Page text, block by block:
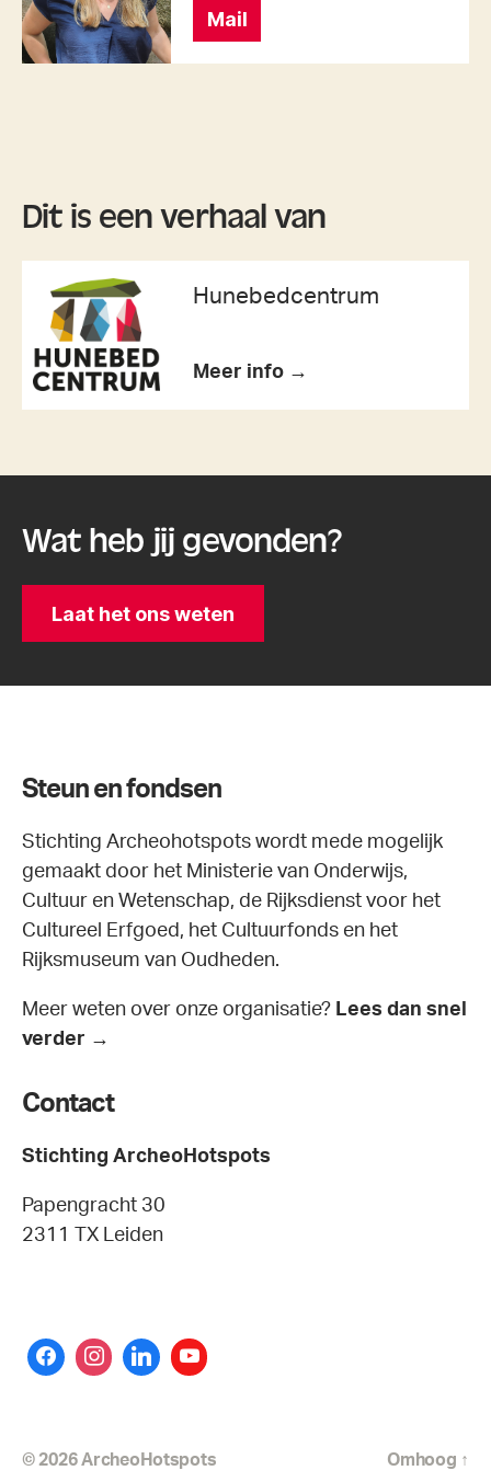
Mail
Dit is een verhaal van
Hunebedcentrum
Meer info →
Wat heb jij gevonden?
Laat het ons weten
Steun en fondsen
Stichting Archeohotspots wordt mede mogelijk
gemaakt door het Ministerie van Onderwijs,
Cultuur en Wetenschap, de Rijksdienst voor het
Cultureel Erfgoed, het Cultuurfonds en het
Rijksmuseum van Oudheden.
Meer weten over onze organisatie? Lees dan snel
verder →
Contact
Stichting ArcheoHotspots
Papengracht 30
2311 TX Leiden
© 2026ArcheoHotspots Omhoog ↑